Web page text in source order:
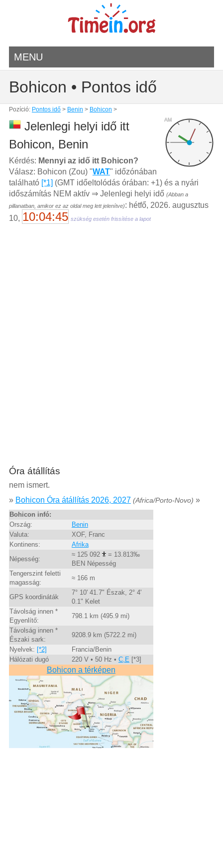
MENU
Bohicon • Pontos idő
Pozíció: Pontos idő> Benin > Bohicon >
AM
Jelenlegi helyi idő itt
Bohicon, Benin
Kérdés: Mennyi az idő itt Bohicon?
Válasz: Bohicon (Zou) "WAT" időzónában
található [*1] (GMT időeltolódás órában: +1) és a nyári
időszámítás NEM aktív ⇒ Jelenlegi helyi idő (Abban a
pillanatban, amikor ez az oldal meg lett jelenítve): hétfő, 2026. augusztus
10, 10:04:45 szükség esetén frissítése a lapot
Óra átállítás
nem ismert.
» Bohicon Óra átállítás 2026, 2027 (Africa/Porto-Novo) »
Bohicon infó:
Ország:
Benin
Valuta:
XOF, Franc
Kontinens:
Afrika
Népesség:
≈ 125 092
= 13.813‰
BEN Népesség
Tengerszint feletti
magasság:
≈ 166 m
GPS koordináták
7° 10' 41.7" Észak, 2° 4'
0.1" Kelet
Távolság innen *
Egyenlítő:
798.1 km (495.9 mi)
Távolság innen *
Északi sark:
9208.9 km (5722.2 mi)
Nyelvek: [*2]
Francia/Benin
Hálózati dugó
220 V • 50 Hz • C,E[*3]
Bohicon a térképen